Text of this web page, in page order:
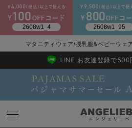
マタニティウェア/授乳服&ベビーウェ
2026/
送料495円(一部地域を除く)
LINE お友達登録で500